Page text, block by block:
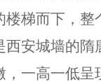
梯而下，整
安城墙的隋
一高一低呈